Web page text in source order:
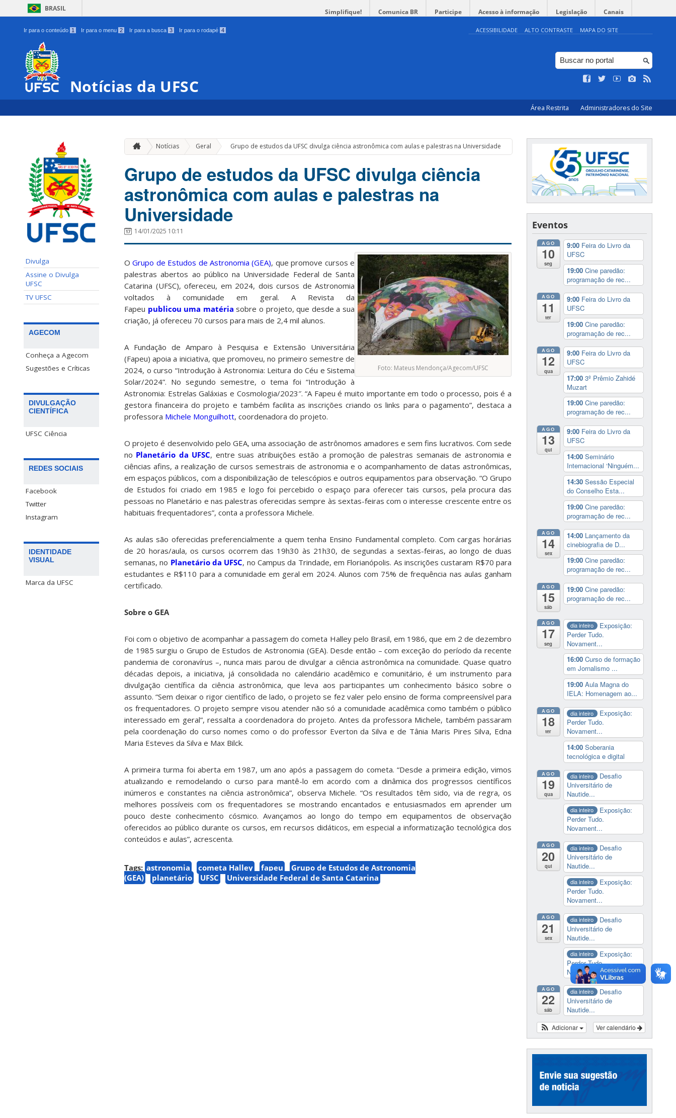
BRASIL Simplifique! Comunica BR Participe Acesso à informação Legislação Canais
Ir para o conteúdo 1 Ir para o menu 2 Ir para a busca 3 Ir para o rodapé 4 ACESSIBILIDADE ALTO CONTRASTE MAPA DO SITE
Notícias da UFSC
Área Restrita Administradores do Site
Divulga
Assine o Divulga
UFSC
TV UFSC
AGECOM
Conheça a Agecom
Sugestões e Críticas
DIVULGAÇÃO
CIENTÍFICA
UFSC Ciência
REDES SOCIAIS
Facebook
Twitter
Instagram
IDENTIDADE
VISUAL
Marca da UFSC
Notícias Geral » Grupo de estudos da UFSC divulga ciência astronômica com aulas e palestras na Universidade
Grupo de estudos da UFSC divulga ciência
astronômica com aulas e palestras na
Universidade
14/01/2025 10:11
Foto: Mateus Mendonça/Agecom/UFSC
OGrupo de Estudos de Astronomia (GEA), que promove cursos e
palestras abertos ao público na Universidade Federal de Santa
Catarina (UFSC), ofereceu, em 2024, dois cursos de Astronomia
voltados à comunidade em geral. A Revista da
Fapeu publicou uma matéria sobre o projeto, que desde a sua
criação, já ofereceu 70 cursos para mais de 2,4 mil alunos.
A Fundação de Amparo à Pesquisa e Extensão Universitária
(Fapeu) apoia a iniciativa, que promoveu, no primeiro semestre de
2024, o curso “Introdução à Astronomia: Leitura do Céu e Sistema
Solar/2024”. No segundo semestre, o tema foi “Introdução à
Astronomia: Estrelas Galáxias e Cosmologia/2023″. “A Fapeu é muito importante em todo o processo, pois é a
gestora financeira do projeto e também facilita as inscrições criando os links para o pagamento”, destaca a
professora Michele Monguilhott, coordenadora do projeto.
O projeto é desenvolvido pelo GEA, uma associação de astrônomos amadores e sem fins lucrativos. Com sede
no Planetário da UFSC, entre suas atribuições estão a promoção de palestras semanais de astronomia e
ciências afins, a realização de cursos semestrais de astronomia e o acompanhamento de datas astronômicas,
em espaços públicos, com a disponibilização de telescópios e outros equipamentos para observação. “O Grupo
de Estudos foi criado em 1985 e logo foi percebido o espaço para oferecer tais cursos, pela procura das
pessoas no Planetário e nas palestras oferecidas sempre às sextas-feiras com o interesse crescente entre os
habituais frequentadores”, conta a professora Michele.
As aulas são oferecidas preferencialmente a quem tenha Ensino Fundamental completo. Com cargas horárias
de 20 horas/aula, os cursos ocorrem das 19h30 às 21h30, de segundas a sextas-feiras, ao longo de duas
semanas, no Planetário da UFSC, no Campus da Trindade, em Florianópolis. As inscrições custaram R$70 para
estudantes e R$110 para a comunidade em geral em 2024. Alunos com 75% de frequência nas aulas ganham
certificado.
Sobre o GEA
Foi com o objetivo de acompanhar a passagem do cometa Halley pelo Brasil, em 1986, que em 2 de dezembro
de 1985 surgiu o Grupo de Estudos de Astronomia (GEA). Desde então – com exceção do período da recente
pandemia de coronavírus –, nunca mais parou de divulgar a ciência astronômica na comunidade. Quase quatro
décadas depois, a iniciativa, já consolidada no calendário acadêmico e comunitário, é um instrumento para
divulgação científica da ciência astronômica, que leva aos participantes um conhecimento básico sobre o
assunto. “Sem deixar o rigor científico de lado, o projeto se fez valer pelo ensino de forma compreensível para
os frequentadores. O projeto sempre visou atender não só a comunidade acadêmica como também o público
interessado em geral”, ressalta a coordenadora do projeto. Antes da professora Michele, também passaram
pela coordenação do curso nomes como o do professor Everton da Silva e de Tânia Maris Pires Silva, Edna
Maria Esteves da Silva e Max Bilck.
A primeira turma foi aberta em 1987, um ano após a passagem do cometa. “Desde a primeira edição, vimos
atualizando e remodelando o curso para mantê-lo em acordo com a dinâmica dos progressos científicos
inúmeros e constantes na ciência astronômica”, observa Michele. “Os resultados têm sido, via de regra, os
melhores possíveis com os frequentadores se mostrando encantados e entusiasmados em aprender um
pouco deste conhecimento cósmico. Avançamos ao longo do tempo em equipamentos de observação
oferecidos ao público durante os cursos, em recursos didáticos, em especial a informatização tecnológica dos
conteúdos e aulas”, acrescenta.
Tags: astronomia cometa Halley fapeu
Grupo de Estudos de Astronomia
(GEA)
planetário UFSC Universidade Federal de Santa Catarina
Eventos
AGO
10
seg
9:00 Feira do Livro da
UFSC
19:00 Cine paredão:
programação de rec...
AGO
11
ter
9:00 Feira do Livro da
UFSC
19:00 Cine paredão:
programação de rec...
AGO
12
qua
9:00 Feira do Livro da
UFSC
17:00 3º Prêmio Zahidé
Muzart
19:00 Cine paredão:
programação de rec...
AGO
13
qui
9:00 Feira do Livro da
UFSC
14:00 Seminário
Internacional ‘Ninguém...
14:30 Sessão Especial
do Conselho Esta...
19:00 Cine paredão:
programação de rec...
AGO
14
sex
14:00 Lançamento da
cinebiografia de D...
19:00 Cine paredão:
programação de rec...
AGO
15
sáb
19:00 Cine paredão:
programação de rec...
AGO
17
seg
dia inteiro
Exposição:
Perder Tudo.
Novament...
16:00 Curso de formação
em Jornalismo ...
19:00 Aula Magna do
IELA: Homenagem ao...
AGO
18
ter
dia inteiro
Exposição:
Perder Tudo.
Novament...
14:00 Soberania
tecnológica e digital
AGO
19
qua
dia inteiro
Desafio
Universitário de
Nautide...
dia inteiro
Exposição:
Perder Tudo.
Novament...
AGO
20
qui
dia inteiro
Desafio
Universitário de
Nautide...
dia inteiro
Exposição:
Perder Tudo.
Novament...
AGO
21
sex
dia inteiro
Desafio
Universitário de
Nautide...
dia inteiro
Exposição:
Perder Tudo.
Novament...
AGO
22
sáb
dia inteiro
Desafio
Universitário de
Nautide...
Ver calendário
Adicionar